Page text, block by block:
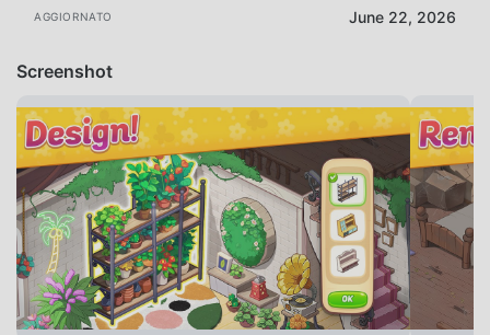
AGGIORNATO June 22, 2026
Screenshot